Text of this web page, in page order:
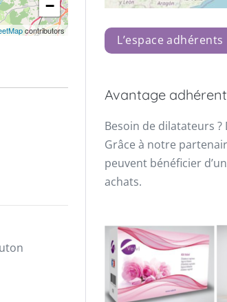
−
contributors
L’espace adhérents
Avantage
Besoin de dilatateurs ?
Grâce à notre
peuvent bénéficier
achats.